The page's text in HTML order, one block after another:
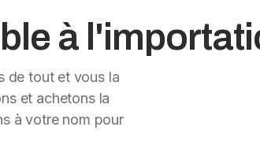
à
de tout et vous la
et achetons la
à votre nom pour